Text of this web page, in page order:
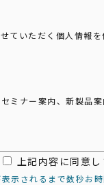
ていただく個人情報
ミナー案内、新製品
め
上記内容に同意し
示されるまで数秒お